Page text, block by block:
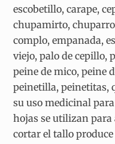
escobetillo, carape,
chupamirto,
complo, empanada,
viejo, palo de cepillo,
peine de mico, peine
peinetilla, peinetitas,
su uso medicinal
hojas se utilizan para
cortar el tallo